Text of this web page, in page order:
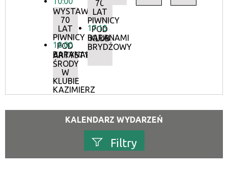
WYSTAWA:
70
LAT
PIWNICY
POD
BARANAMI
18:00
ARTYSTYCZNE
ŚRODY
W
KLUBIE
KAZIMIERZ
70
LAT
PIWNICY
POD
BARANAMI
17:15
KLUB
BRYDŻOWY
KALENDARZ WYDARZEŃ
Filtry